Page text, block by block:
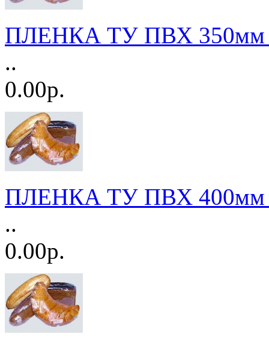
ПЛЕНКА ТУ ПВХ 350мм
..
0.00р.
ПЛЕНКА ТУ ПВХ 400мм
..
0.00р.